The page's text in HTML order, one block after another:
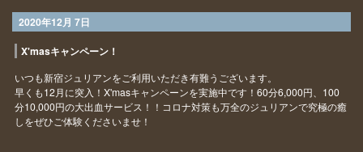
2020年12月 7日
X'masキャンペーン！
いつも新宿ジュリアンをご利用いただき有難うございます。
早くも12月に突入！X'masキャンペーンを実施中です！60分6,000円、100
分10,000円の大出血サービス！！コロナ対策も万全のジュリアンで究極の癒
しをぜひご体験くださいませ！